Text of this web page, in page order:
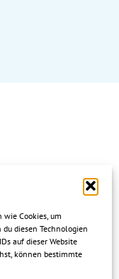
Cookies, um
diesen Technologien
auf dieser Website
können bestimmte